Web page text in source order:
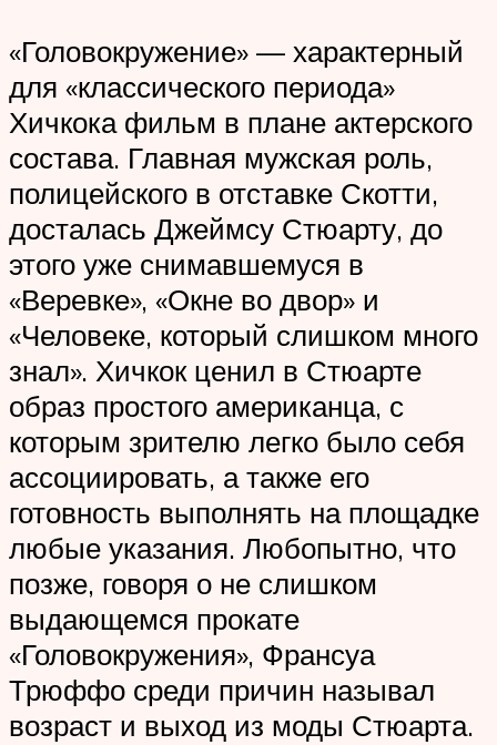
«Головокружение» — характерный
для «классического периода»
Хичкока фильм в плане актерского
состава. Главная мужская роль,
полицейского в отставке Скотти,
досталась Джеймсу Стюарту, до
этого уже снимавшемуся в
«Веревке», «Окне во двор» и
«Человеке, который слишком много
знал». Хичкок ценил в Стюарте
образ простого американца, с
которым зрителю легко было себя
ассоциировать, а также его
готовность выполнять на площадке
любые указания. Любопытно, что
позже, говоря о не слишком
выдающемся прокате
«Головокружения», Франсуа
Трюффо среди причин называл
возраст и выход из моды Стюарта.